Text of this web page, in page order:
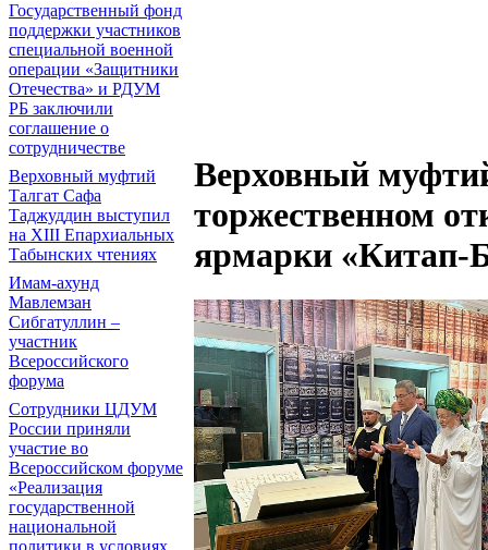
Государственный фонд
поддержки участников
специальной военной
операции «Защитники
Отечества» и РДУМ
РБ заключили
соглашение о
сотрудничестве
Верховный муфтий
Талгат Сафа
Таджуддин выступил
на ХIII Епархиальных
Табынских чтениях
Имам-ахунд
Мавлемзан
Сибгатуллин –
участник
Всероссийского
форума
Сотрудники ЦДУМ
России приняли
участие во
Всероссийском форуме
«Реализация
государственной
национальной
политики в условиях
Верховный
торжественном
ярмарки «Китап-